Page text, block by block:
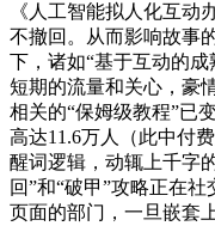
《人工智能拟人化互动
不撤回。从而影响故事
下，诸如“基于互动的
短期的流量和关心，豪
相关的“保姆级教程”已
高达11.6万人（此中付
醒词逻辑，动辄上千字
回”和“破甲”攻略正在
页面的部门，一旦嵌套